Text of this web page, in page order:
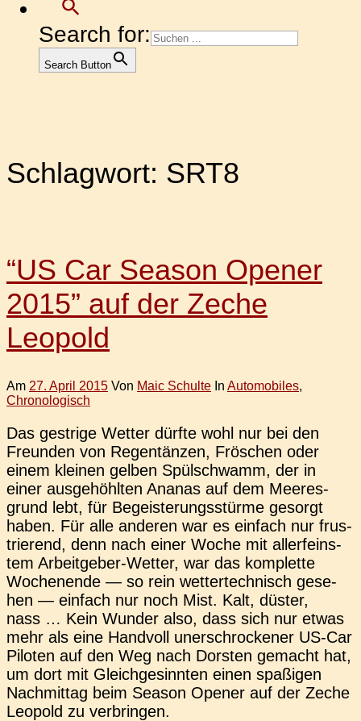
Search for:
Search Button
Schlagwort: SRT8
“US Car Season Opener
2015” auf der Zeche
Leopold
Am 27. April 2015 Von Maic Schulte In Automobiles,
Chronologisch
Das gest­ri­ge Wetter dürfte wohl nur bei den
Freun­den von Regen­tän­zen, Frö­schen oder
einem klei­nen gelben Spül­schwamm, der in
einer aus­ge­höhl­ten Ananas auf dem Mee­res­
grund lebt, für Begeis­te­rungs­stür­me gesorgt
haben. Für alle ande­ren war es ein­fach nur frus­
trie­rend, denn nach einer Woche mit aller­feins­
tem Arbei­t­­ge­­ber-Wetter, war das kom­plet­te
Wochen­en­de — so rein wet­ter­tech­nisch gese­
hen — ein­fach nur noch Mist. Kalt, düster,
nass … Kein Wunder also, dass sich nur etwas
mehr als eine Hand­voll uner­schro­cke­ner US-Car
Pilo­ten auf den Weg nach Dors­ten gemacht hat,
um dort mit Gleich­ge­sinn­ten einen spa­ßi­gen
Nach­mit­tag beim Season Opener auf der Zeche
Leo­pold zu verbringen.